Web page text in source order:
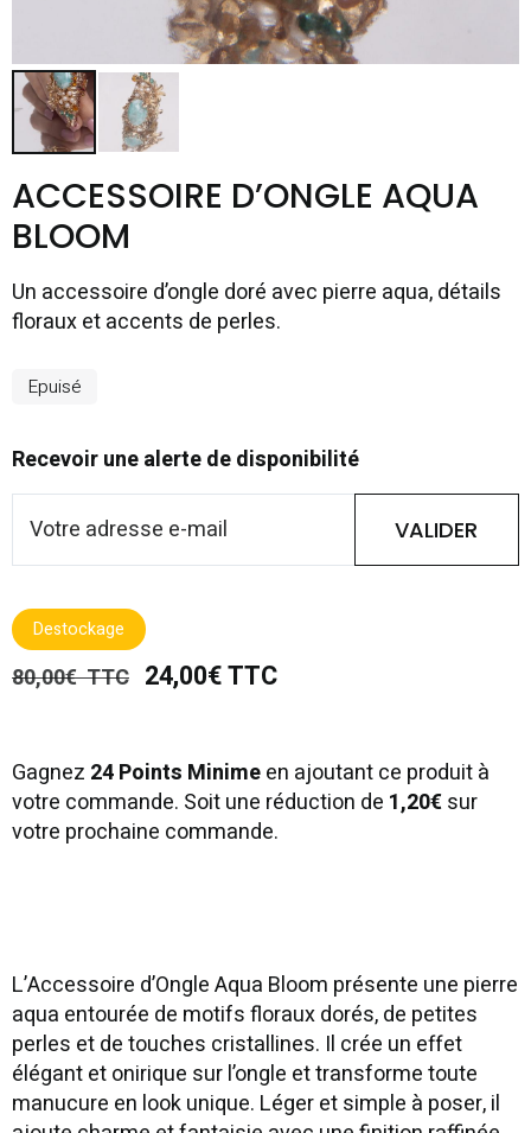
ACCESSOIRE D’ONGLE AQUA
BLOOM
Un accessoire d’ongle doré avec pierre aqua, détails
floraux et accents de perles.
Epuisé
Recevoir une alerte de disponibilité
VALIDER
Destockage
80,00€ TTC 24,00€ TTC
Gagnez 24 Points Minimeen ajoutant ce produit à
votre commande. Soit une réduction de 1,20€sur
votre prochaine commande.
L’Accessoire d’Ongle Aqua Bloom présente une pierre
aqua entourée de motifs floraux dorés, de petites
perles et de touches cristallines. Il crée un effet
élégant et onirique sur l’ongle et transforme toute
manucure en look unique. Léger et simple à poser, il